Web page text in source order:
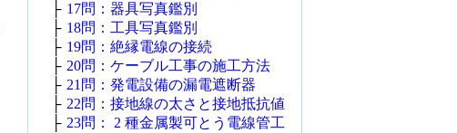
├ 17問：器具写真鑑別
├ 18問：工具写真鑑別
├ 19問：絶縁電線の接続
├ 20問：ケーブル工事の施工方法
├ 21問：発電設備の漏電遮断器
├ 22問：接地線の太さと接地抵抗値
├ 23問： 2 種金属製可とう電線管工